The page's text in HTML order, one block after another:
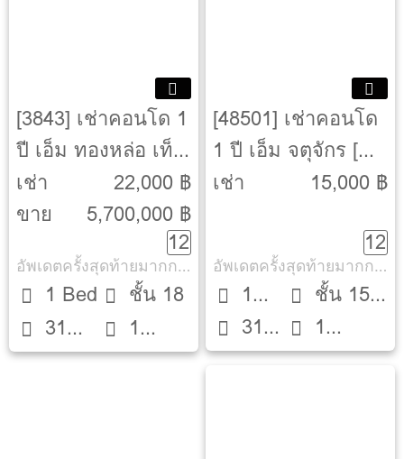
[3843] เช่าคอนโด 1
ปี เอ็ม ทองหล่อ เท็น
[M Thonglor 10]
เช่า
22,000 ฿
ขาย
5,700,000 ฿
12
อัพเดตครั้งสุดท้ายมากกว่า 30 วัน
1 Bed
31
ตรม.
ชั้น 18
1
ห้องน้ำ
[48501] เช่าคอนโด
1 ปี เอ็ม จตุจักร [M
Jatujak]
เช่า
15,000 ฿
12
อัพเดตครั้งสุดท้ายมากกว่า 30 วัน
1
Bed31
ตรม.
ชั้น 15
ตึก A
1
ห้องน้ำ